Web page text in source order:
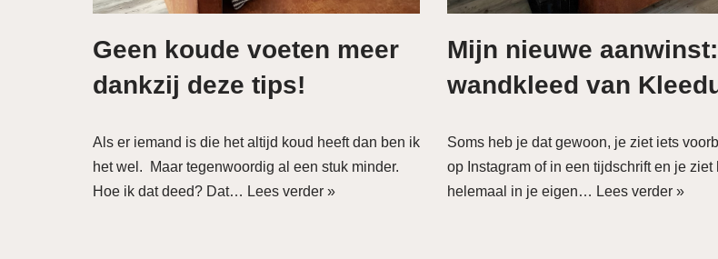
Geen koude voeten meer
dankzij deze tips!
Als er iemand is die het altijd koud heeft dan ben ik
het wel. Maar tegenwoordig al een stuk minder.
Hoe ik dat deed? Dat… Lees verder »
Mijn nieuwe
wandkleed van
Soms heb je dat gewoon, je ziet iets
op Instagram of in een tijdschrift en je ziet
helemaal in je eigen… Lees verder »